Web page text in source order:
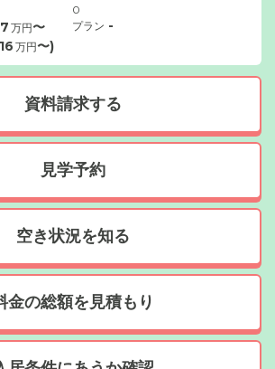
万円〜
16 万円〜)
0
プラン -
資料請求する
見学予約
空き状況を知る
金の総額を見積もり